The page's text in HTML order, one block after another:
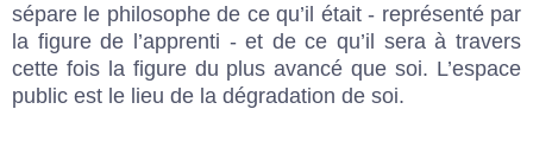
sépare le philosophe de ce qu’il était - représenté par
la figure de l’apprenti - et de ce qu’il sera à travers
cette fois la figure du plus avancé que soi. L’espace
public est le lieu de la dégradation de soi.